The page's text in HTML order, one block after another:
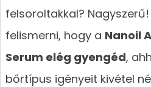
felsoroltakkal?
felismerni, hogy a Nanoil
Serum elég gyengéd,
bőrtípus igényeit kivétel